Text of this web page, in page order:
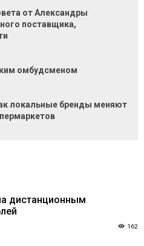
от Александры
поставщика,
омбудсменом
локальные бренды меняют
дистанционным
162